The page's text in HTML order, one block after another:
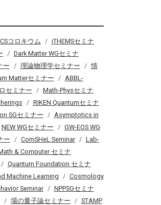
コロキウム
iTHEMSセミナ
Dark Matter WGセミナ
ー 理論物理学セミナー
情
Matterセミナー
ABBL-
セミナー
Math-Physセミナ
RIKEN Quantumセミナ
SGセミナー
Asymptotics in
NEW WGセミナー
GW-EOS WG
ー ComSHeL Seminar
Lab-
& Computer セミナ
Quantum Foundation セミナ
Machine Learning
Cosmology
Seminar
NPPSGセミナ
場の量子論セミナー
STAMP